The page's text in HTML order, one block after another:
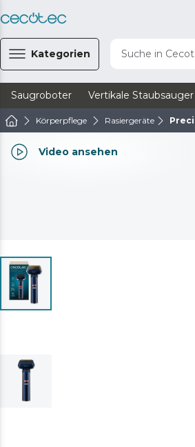
Kategorien Suche in
Saugroboter Vertikale Staubsauger
Körperpflege Rasiergeräte
Video ansehen